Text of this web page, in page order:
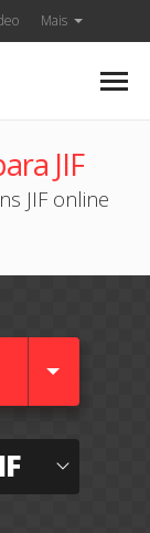
Mais
JIF
JIF online